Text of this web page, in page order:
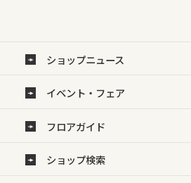
ショップニュース
イベント・フェア
フロアガイド
ショップ検索